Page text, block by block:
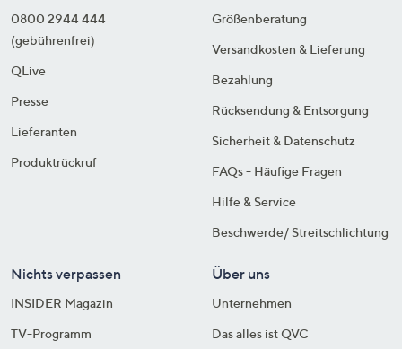
0800 2944 444
(gebührenfrei)
QLive
Presse
Lieferanten
Produktrückruf
Größenberatung
Versandkosten & Lieferung
Bezahlung
Rücksendung & Entsorgung
Sicherheit & Datenschutz
FAQs - Häufige Fragen
Hilfe & Service
Beschwerde/ Streitschlichtung
Nichts verpassen
INSIDER Magazin
TV-Programm
Über uns
Unternehmen
Das alles ist QVC